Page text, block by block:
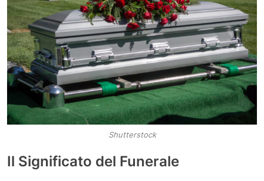
Shutterstock
Il Significato del Funerale